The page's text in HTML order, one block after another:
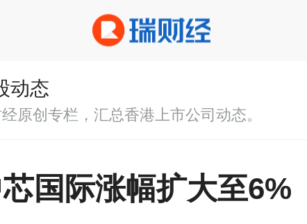
动态
原创专栏，汇总香港上市公司动态。
国际涨幅扩大至6%